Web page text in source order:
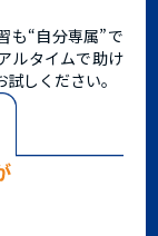
も“自分専属”で
ルタイムで助け
試しください。